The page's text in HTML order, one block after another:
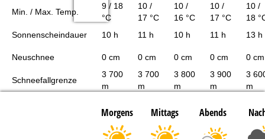
Min. / Max. Temp.
9 / 18
°C
10 /
17 °C
10 /
16 °C
10 /
17 °C
10 /
18
Sonnenscheindauer
10 h 11 h 10 h 11 h 13 h
Neuschnee 0 cm 0 cm 0 cm 0 cm 0 cm
Schneefallgrenze
3 700
m
3 700
m
3 800
m
3 900
m
3
m
Morgens Mittags Abends